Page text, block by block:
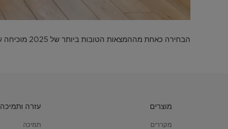
הבחירה כאחת מההמצאות הטובות ביותר של 2025 מוכיחה ש-Midea בדרך הנכונה עם התמקדותה החזקה במחקר ופיתוח מקומי, עם חידושים רבים נוספים מאירופה בצינור.
מוצרים
מקררים
עזרה ותמיכה
תמיכה